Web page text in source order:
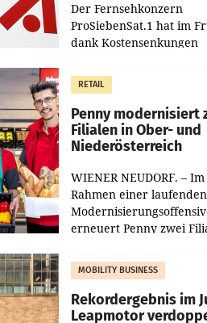
Der Fernsehkonzern
ProSiebenSat.1 hat im
dank Kostensenkungen
gemacht und die
Markterwartung
übertroffen.
RETAIL
Penny modernisiert
Filialen in Ober- und
Niederösterreich
WIENER NEUDORF. – Im
Rahmen einer laufenden
erneuert Penny zwei
Die beiden Standorte
Haag sowie im rund
MOBILITY BUSINESS
Rekordergebnis im
Leapmotor